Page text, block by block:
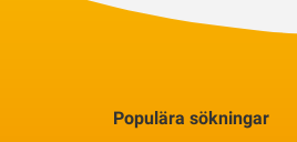
Populära sökningar